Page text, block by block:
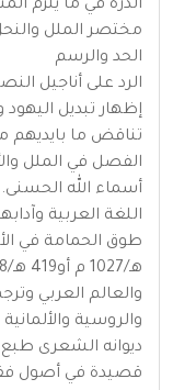
الدرة في ما يلزم
مختصر الملل
الحد والرسم
الرد على أناجيل
إظهار تبديل اليهود
تناقض ما بايديهم
الفصل في الملل
أسماء الله الحسنى.
اللغة العربية
والعالم العربي
والروسية والألمانية
ديوانه الشعرى
قصيدة في أصول